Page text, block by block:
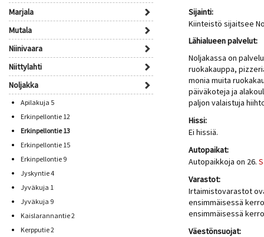
Marjala
Mutala
Niinivaara
Niittylahti
Noljakka
Apilakuja 5
Erkinpellontie 12
Erkinpellontie 13
Erkinpellontie 15
Erkinpellontie 9
Jyskyntie 4
Jyväkuja 1
Jyväkuja 9
Kaislarannantie 2
Kerpputie 2
Sijainti:
Kiinteistö sijaitsee
Lähialueen palvelut:
Noljakassa on
ruokakauppa,
monia muita
päiväkoteja ja
paljon valaistuja
Hissi:
Ei hissiä.
Autopaikat:
Autopaikkoja on 26.
Varastot:
Irtaimistovarastot
ensimmäisessä
ensimmäisessä
Väestönsuojat: